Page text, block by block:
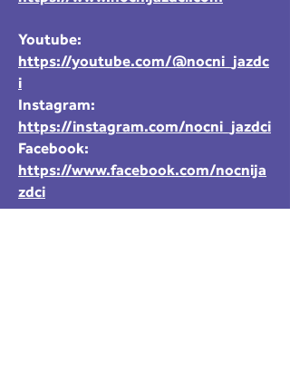
Youtube:
https://youtube.com/@nocni_jazdc
i
Instagram:
https://instagram.com/nocni_jazdci
Facebook:
https://www.facebook.com/nocnija
zdci